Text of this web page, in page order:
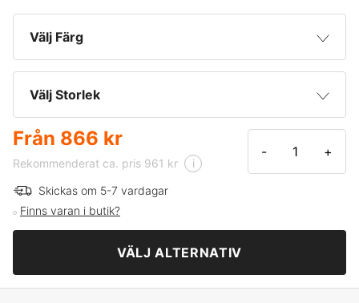
Välj Färg
Välj Storlek
XXS
XS
S
M
Från 866 kr
Rekommenderat ca. pris 961 kr i
- +
Skickas om 5-7 vardagar
Finns varan i butik?
VÄLJ ALTERNATIV